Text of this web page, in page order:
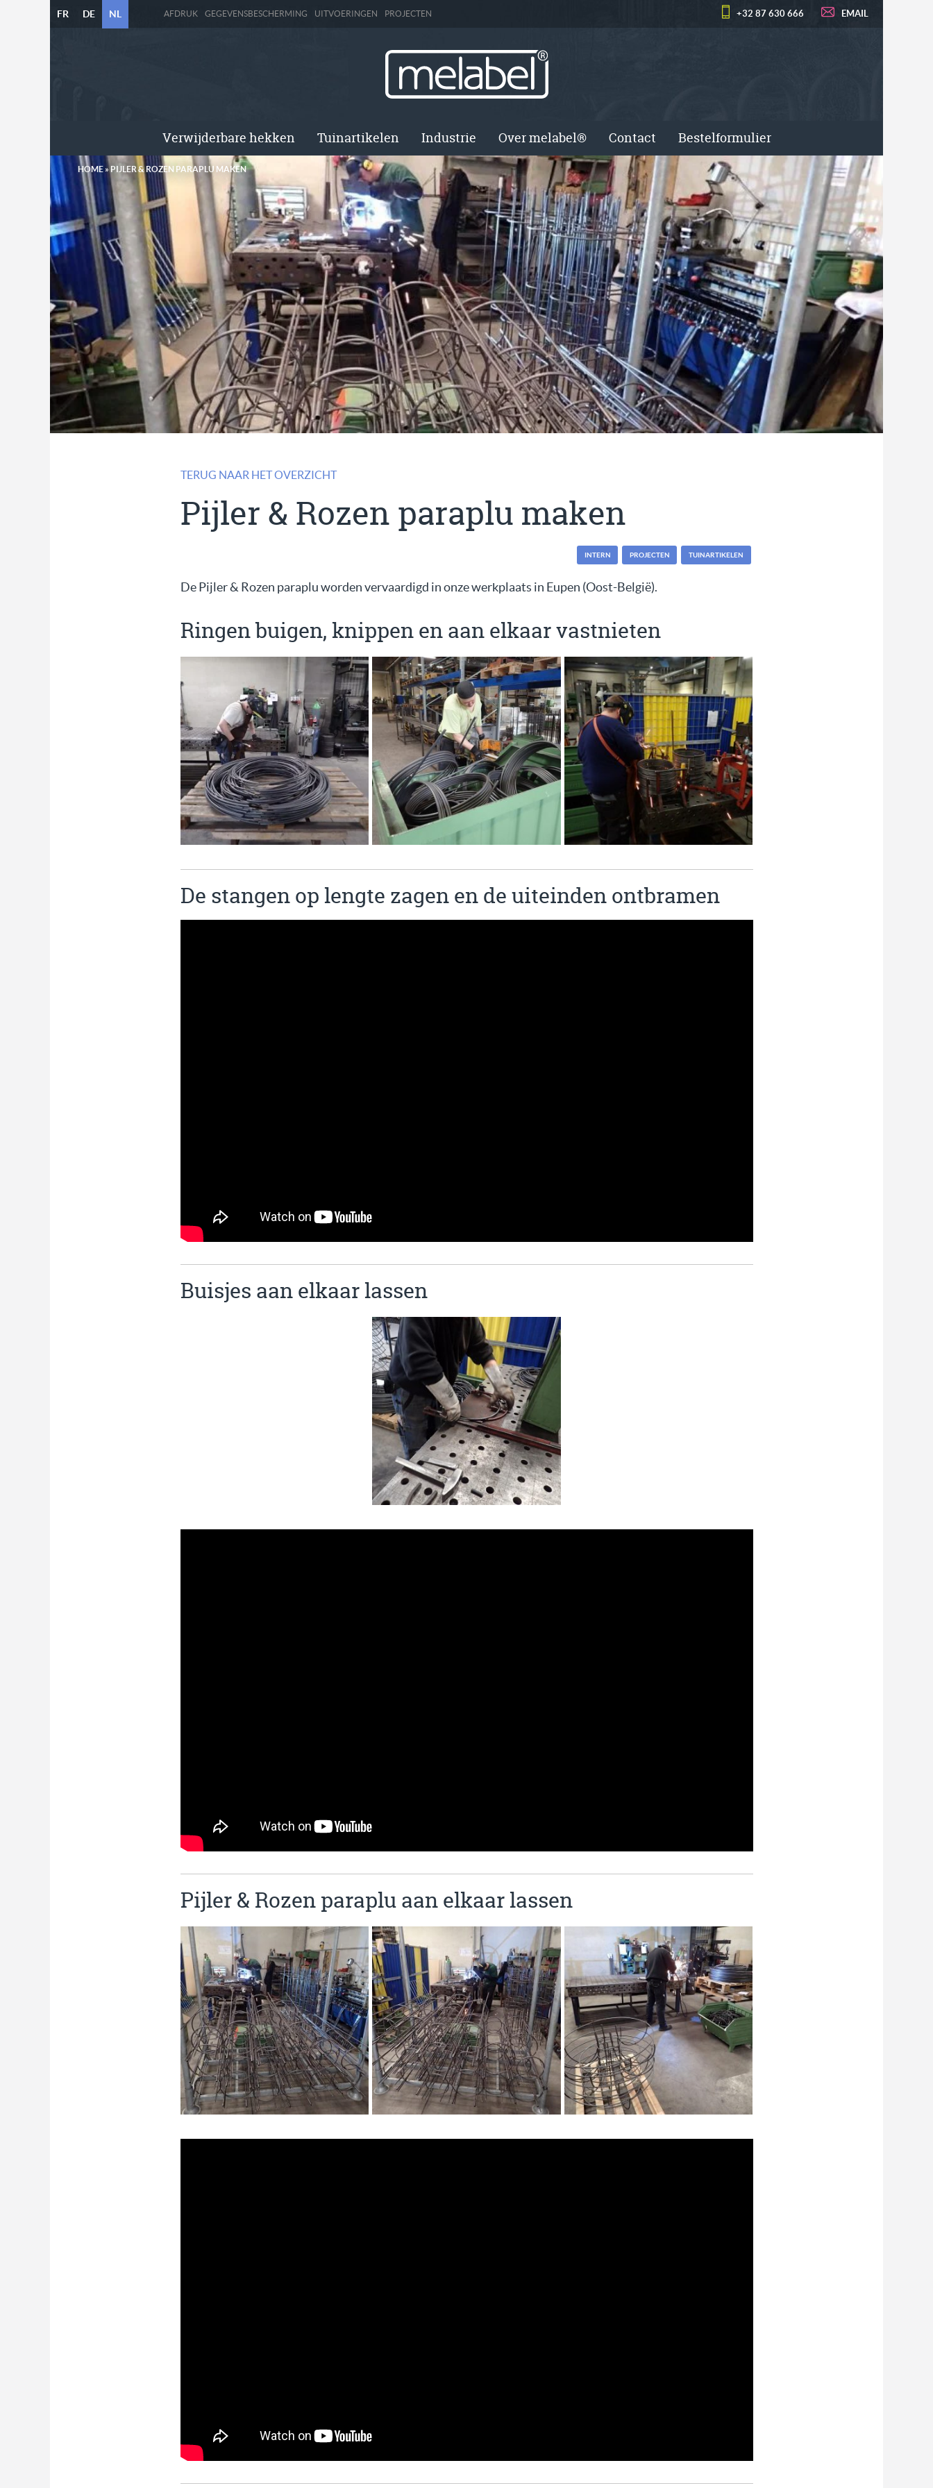
FR DE NL AFDRUK GEGEVENSBESCHERMING UITVOERINGEN PROJECTEN +32 87 630 666 EMAIL
Verwijderbare hekken Tuinartikelen Industrie Over melabel® Contact Bestelformulier
HOME »PIJLER & ROZEN PARAPLU MAKEN
TERUG NAAR HET OVERZICHT
Pijler & Rozen paraplu maken
INTERN PROJECTEN TUINARTIKELEN
De Pijler & Rozen paraplu worden vervaardigd in onze werkplaats in Eupen (Oost-België).
Ringen buigen, knippen en aan elkaar vastnieten
De stangen op lengte zagen en de uiteinden ontbramen
Buisjes aan elkaar lassen
Pijler & Rozen paraplu aan elkaar lassen